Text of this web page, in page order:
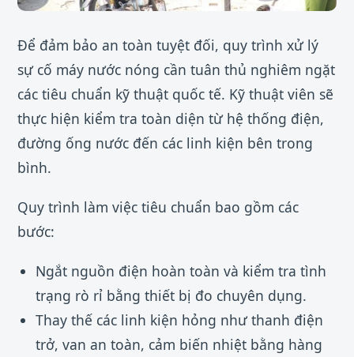
Để đảm bảo an toàn tuyệt đối, quy trình xử lý
sự cố máy nước nóng cần tuân thủ nghiêm ngặt
các tiêu chuẩn kỹ thuật quốc tế. Kỹ thuật viên sẽ
thực hiện kiểm tra toàn diện từ hệ thống điện,
đường ống nước đến các linh kiện bên trong
bình.
Quy trình làm việc tiêu chuẩn bao gồm các
bước:
Ngắt nguồn điện hoàn toàn và kiểm tra tình
trạng rò rỉ bằng thiết bị đo chuyên dụng.
Thay thế các linh kiện hỏng như thanh điện
trở, van an toàn, cảm biến nhiệt bằng hàng